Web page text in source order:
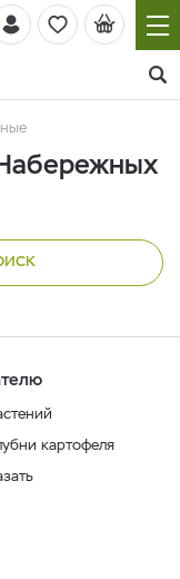
картофеля